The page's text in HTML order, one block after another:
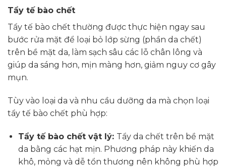
Tẩy tế bào chết
Tẩy tế bào chết thường được thực hiện ngay sau
bước rửa mặt để loại bỏ lớp sừng (phần da chết)
trên bề mặt da, làm sạch sâu các lỗ chân lông và
giúp da sáng hơn, mịn màng hơn, giảm nguy cơ gây
mụn.
Tùy vào loại da và nhu cầu dưỡng da mà chọn loại
tẩy tế bào chết phù hợp:
Tẩy tế bào chết vật lý: Tẩy da chết trên bề mặt
da bằng các hạt mịn. Phương pháp này khiến da
khô, mỏng và dễ tổn thương nên không phù hợp